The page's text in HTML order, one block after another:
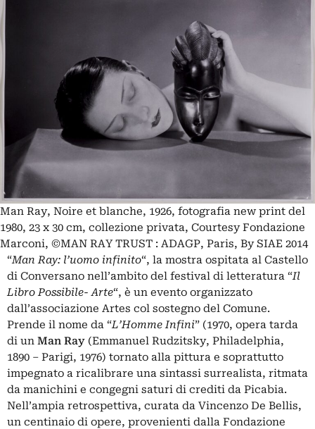
Man Ray, Noire et blanche, 1926, fotografia new print del
1980, 23 x 30 cm, collezione privata, Courtesy Fondazione
Marconi, ©MAN RAY TRUST : ADAGP, Paris, By SIAE 2014
“Man Ray: l’uomo infinito“, la mostra ospitata al Castello
di Conversano nell’ambito del festival di letteratura “Il
Libro Possibile- Arte“, è un evento organizzato
dall’associazione Artes col sostegno del Comune.
Prende il nome da “L’Homme Infini” (1970, opera tarda
di un Man Ray (Emmanuel Rudzitsky, Philadelphia,
1890 – Parigi, 1976) tornato alla pittura e soprattutto
impegnato a ricalibrare una sintassi surrealista, ritmata
da manichini e congegni saturi di crediti da Picabia.
Nell’ampia retrospettiva, curata da Vincenzo De Bellis,
un centinaio di opere, provenienti dalla Fondazione